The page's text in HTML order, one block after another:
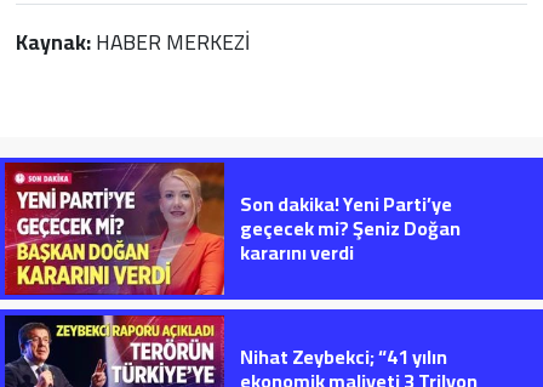
Kaynak:HABER MERKEZİ
Son dakika! Yeni Parti’ye
geçecek mi? Şeniz Doğan
kararını verdi
Nihat Zeybekci; “41 yılın